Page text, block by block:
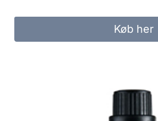
Køb her